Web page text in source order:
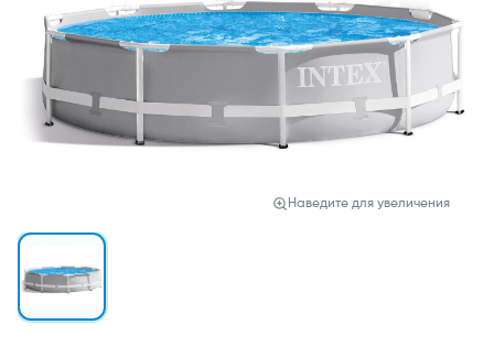
Наведите для увеличения